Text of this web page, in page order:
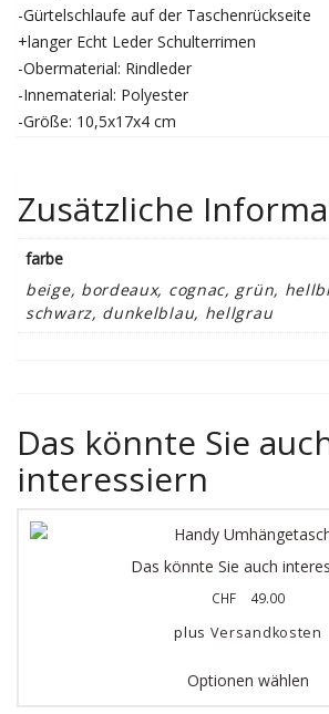
-Gürtelschlaufe auf der Taschenrückseite
+langer Echt Leder Schulterrimen
-Obermaterial: Rindleder
-Innematerial: Polyester
-Größe: 10,5x17x4 cm
Zusätzliche
farbe
beige, bordeaux, cognac, grün,
schwarz, dunkelblau, hellgrau
Das könnte Sie
interessiern
Das könnte Sie auch
CHF
49.00
plus Versandkosten
Optionen wählen